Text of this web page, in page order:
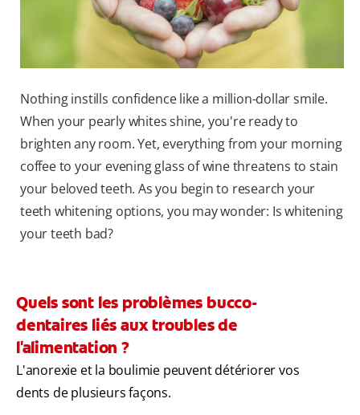
Nothing instills confidence like a million-dollar smile.
When your pearly whites shine, you're ready to
brighten any room. Yet, everything from your morning
coffee to your evening glass of wine threatens to stain
your beloved teeth. As you begin to research your
teeth whitening options, you may wonder: Is whitening
your teeth bad?
Quels sont les problèmes bucco-
dentaires liés aux troubles de
l'alimentation ?
L'anorexie et la boulimie peuvent détériorer vos
dents de plusieurs façons.